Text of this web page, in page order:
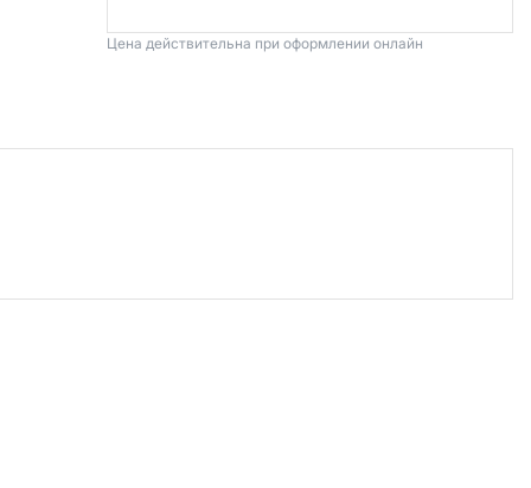
Цена действительна при оформлении онлайн